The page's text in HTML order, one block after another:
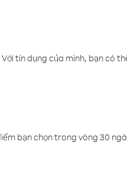
tín dụng của mình, bạn có
bạn chọn trong vòng 30